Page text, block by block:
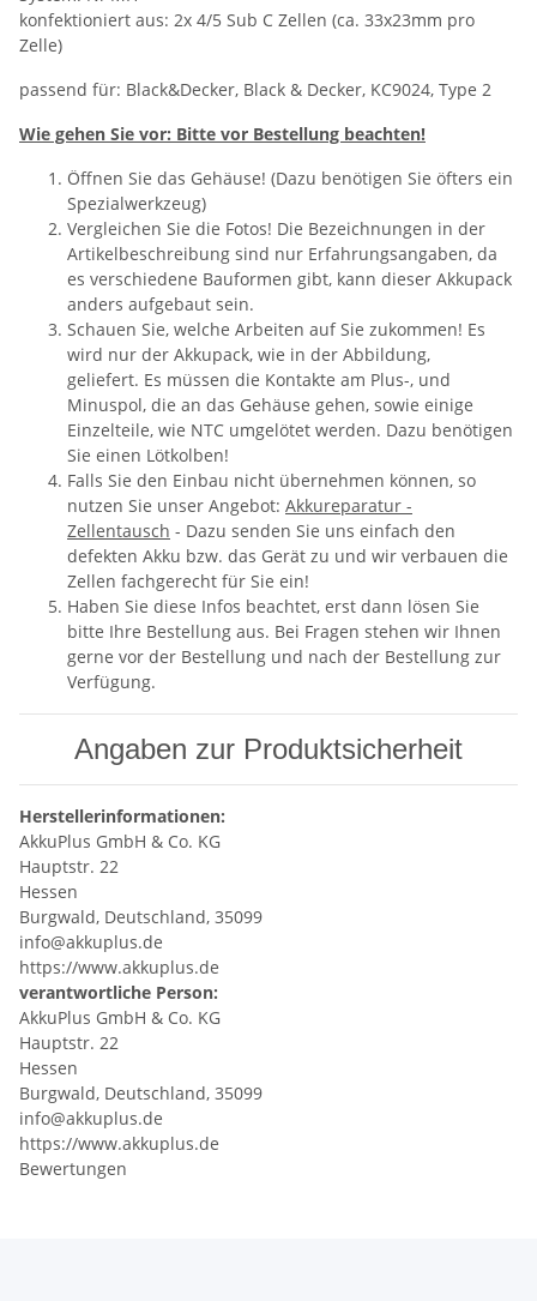
konfektioniert aus: 2x 4/5 Sub C Zellen (ca. 33x23mm pro
Zelle)
passend für: Black&Decker, Black & Decker, KC9024, Type 2
Wie gehen Sie vor: Bitte vor Bestellung beachten!
Öffnen Sie das Gehäuse! (Dazu benötigen Sie öfters ein
Spezialwerkzeug)
Vergleichen Sie die Fotos! Die Bezeichnungen in der
Artikelbeschreibung sind nur Erfahrungsangaben, da
es verschiedene Bauformen gibt, kann dieser Akkupack
anders aufgebaut sein.
Schauen Sie, welche Arbeiten auf Sie zukommen! Es
wird nur der Akkupack, wie in der Abbildung,
geliefert. Es müssen die Kontakte am Plus-, und
Minuspol, die an das Gehäuse gehen, sowie einige
Einzelteile, wie NTC umgelötet werden. Dazu benötigen
Sie einen Lötkolben!
Falls Sie den Einbau nicht übernehmen können, so
nutzen Sie unser Angebot: Akkureparatur -
Zellentausch - Dazu senden Sie uns einfach den
defekten Akku bzw. das Gerät zu und wir verbauen die
Zellen fachgerecht für Sie ein!
Haben Sie diese Infos beachtet, erst dann lösen Sie
bitte Ihre Bestellung aus. Bei Fragen stehen wir Ihnen
gerne vor der Bestellung und nach der Bestellung zur
Verfügung.
Angaben zur Produktsicherheit
Herstellerinformationen:
AkkuPlus GmbH & Co. KG
Hauptstr. 22
Hessen
Burgwald, Deutschland, 35099
info@akkuplus.de
https://www.akkuplus.de
verantwortliche Person:
AkkuPlus GmbH & Co. KG
Hauptstr. 22
Hessen
Burgwald, Deutschland, 35099
info@akkuplus.de
https://www.akkuplus.de
Bewertungen